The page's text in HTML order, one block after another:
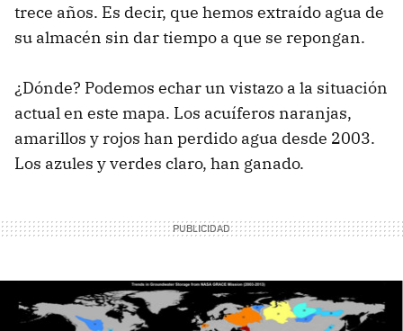
trece años. Es decir, que hemos extraído agua de
su almacén sin dar tiempo a que se repongan.
¿Dónde? Podemos echar un vistazo a la situación
actual en este mapa. Los acuíferos naranjas,
amarillos y rojos han perdido agua desde 2003.
Los azules y verdes claro, han ganado.